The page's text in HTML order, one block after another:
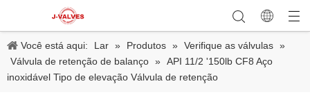
Você está aqui: Lar » Produtos » Verifique as válvulas »
Válvula de retenção de balanço » API 11/2 '150lb CF8 Aço
inoxidável Tipo de elevação Válvula de retenção